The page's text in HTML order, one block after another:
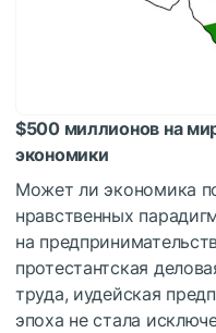
$500 миллионов на
экономики
Может ли экономика
нравственных
на
протестантская
труда, иудейская
эпоха не стала